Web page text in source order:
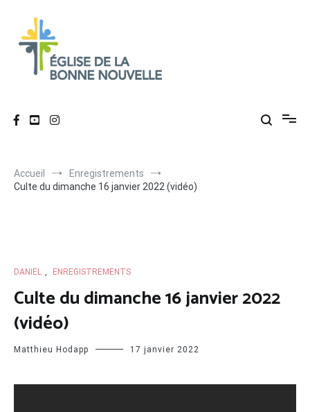
contenu
Accueil
Enregistrements
Culte du dimanche 16 janvier 2022 (vidéo)
DANIEL , ENREGISTREMENTS
Culte du dimanche 16 janvier 2022
(vidéo)
Matthieu Hodapp 17 janvier 2022